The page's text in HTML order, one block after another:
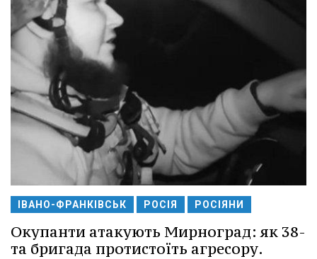
ІВАНО-ФРАНКІВСЬК РОСІЯ РОСІЯНИ
Окупанти атакують Мирноград: як 38-
та бригада протистоїть агресору.